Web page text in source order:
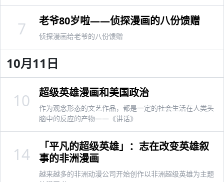
老爷80岁啦——侦探漫画的八份馈赠
侦探漫画给老爷的八份馈赠
7
10月11日
超级英雄漫画和美国政治
作为观念形态的文艺作品，都是一定的社会生活在人类头
脑中的反应的产物——《讲话》
10
「平凡的超级英雄」：志在改变英雄叙
事的非洲漫画
越来越多的非洲动漫公司开始创作以非洲超级英雄为主题
14